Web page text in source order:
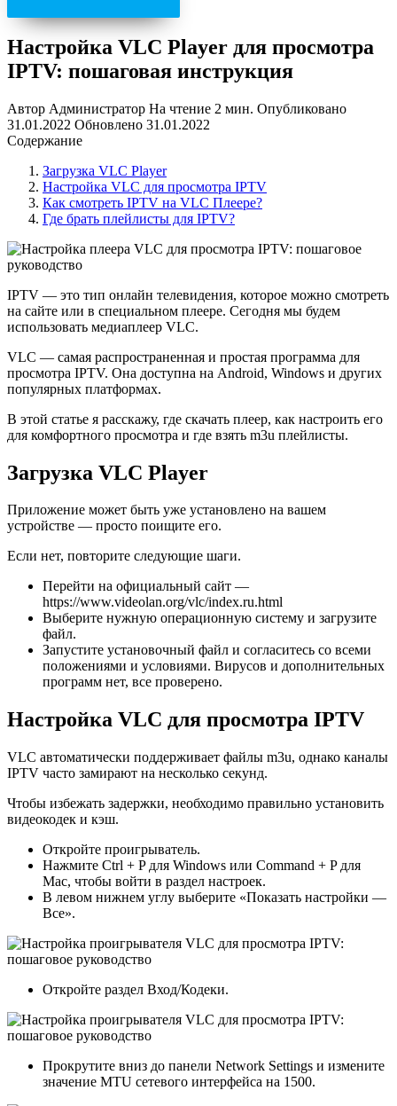
Настройка VLC Player для просмотра
IPTV: пошаговая инструкция
Автор Администратор На чтение 2 мин. Опубликовано
31.01.2022 Обновлено 31.01.2022
Содержание
Загрузка VLC Player
Настройка VLC для просмотра IPTV
Как смотреть IPTV на VLC Плеере?
Где брать плейлисты для IPTV?
IPTV — это тип онлайн телевидения, которое можно смотреть
на сайте или в специальном плеере. Сегодня мы будем
использовать медиаплеер VLC.
VLC — самая распространенная и простая программа для
просмотра IPTV. Она доступна на Android, Windows и других
популярных платформах.
В этой статье я расскажу, где скачать плеер, как настроить его
для комфортного просмотра и где взять m3u плейлисты.
Загрузка VLC Player
Приложение может быть уже установлено на вашем
устройстве — просто поищите его.
Если нет, повторите следующие шаги.
Перейти на официальный сайт —
https://www.videolan.org/vlc/index.ru.html
Выберите нужную операционную систему и загрузите
файл.
Запустите установочный файл и согласитесь со всеми
положениями и условиями. Вирусов и дополнительных
программ нет, все проверено.
Настройка VLC для просмотра IPTV
VLC автоматически поддерживает файлы m3u, однако каналы
IPTV часто замирают на несколько секунд.
Чтобы избежать задержки, необходимо правильно установить
видеокодек и кэш.
Откройте проигрыватель.
Нажмите Ctrl + P для Windows или Command + P для
Mac, чтобы войти в раздел настроек.
В левом нижнем углу выберите «Показать настройки —
Все».
Откройте раздел Вход/Кодеки.
Прокрутите вниз до панели Network Settings и измените
значение MTU сетевого интерфейса на 1500.